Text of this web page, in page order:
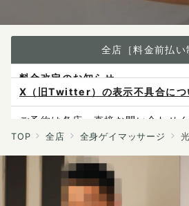
全店［料金前払い
X（旧Twitter）の表示不具合につ
ご予約は各店へ直接お問い合わせ
料金は当日施術前にお支払いくだ
感染症防止対策について
料金改定のお知らせ
TOP 全店 全身ゲイマッサージ